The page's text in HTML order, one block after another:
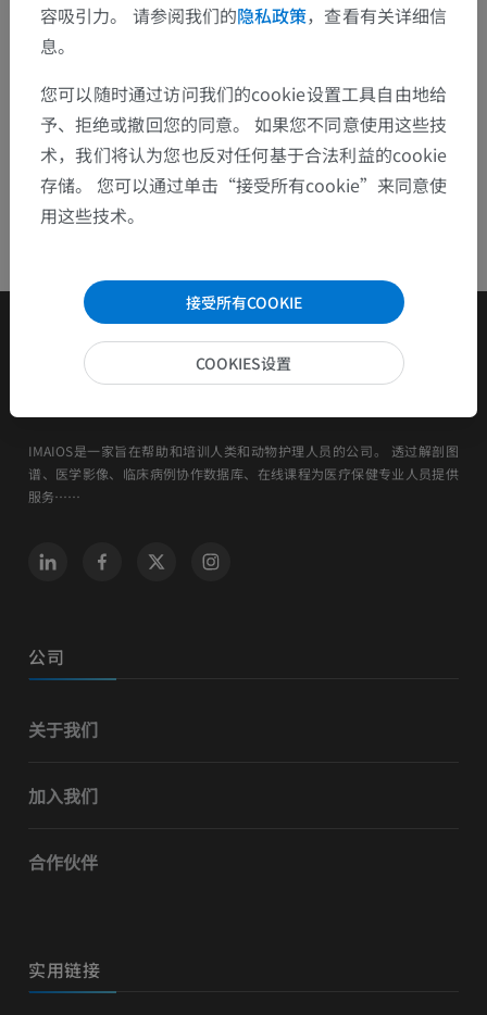
下载APP
IMAIOS是一家旨在帮助和培训人类和动物护理人员的公司。 透过解剖图
谱、医学影像、临床病例协作数据库、在线课程为医疗保健专业人员提供
服务……
公司
关于我们
加入我们
合作伙伴
实用链接
容吸引力。 请参阅我们的隐私政策，查看有关详细信
息。
您可以随时通过访问我们的cookie设置工具自由地给
予、拒绝或撤回您的同意。 如果您不同意使用这些技
术，我们将认为您也反对任何基于合法利益的cookie
存储。 您可以通过单击“接受所有cookie”来同意使
用这些技术。
接受所有COOKIE
COOKIES设置